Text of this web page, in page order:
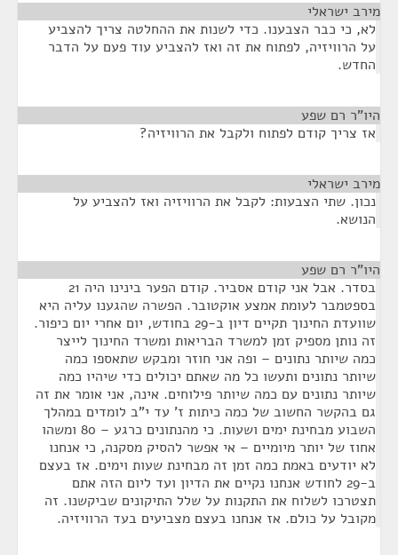
מירב ישראלי
לא, כי כבר הצבענו. כדי לשנות את ההחלטה צריך להצביע
על הרוויזיה, לפתוח את זה ואז להצביע עוד פעם על הדבר
החדש.
היו"ר רם שפע
אז צריך קודם לפתוח ולקבל את הרוויזיה?
מירב ישראלי
נכון. שתי הצבעות: לקבל את הרוויזיה ואז להצביע על
הנושא.
היו"ר רם שפע
בסדר. אבל אני קודם אסביר. קודם הפער בינינו היה 21
בספטמבר לעומת אמצע אוקטובר. הפשרה שהגענו עליה היא
שוועדת החינוך תקיים דיון ב-29 בחודש, יום אחרי יום כיפור.
זה נותן מספיק זמן למשרד הבריאות ומשרד החינוך לייצר
כמה שיותר נתונים – ופה אני חוזר ומבקש שתאספו כמה
שיותר נתונים ותעשו כל מה שאתם יכולים כדי שיהיו כמה
שיותר נתונים עם כמה שיותר פילוחים. אינה, אני אומר את זה
גם בהקשר החשוב של כמה כיתות ז' עד י"ב לומדים במהלך
השבוע מבחינת ימים ושעות. כי מהנתונים כרגע – 80 ומשהו
אחוז של יותר מיומיים – אי אפשר להסיק מסקנה, כי אנחנו
לא יודעים באמת כמה זמן זה מבחינת שעות וימים. אז בעצם
ב-29 לחודש אנחנו נקיים את הדיון ועד ליום הזה אתם
תצטרכו לשלוח את התקנות על שלל התיקונים שביקשנו. זה
מקובל על כולם. אז אנחנו בעצם מצביעים בעד הרוויזיה.